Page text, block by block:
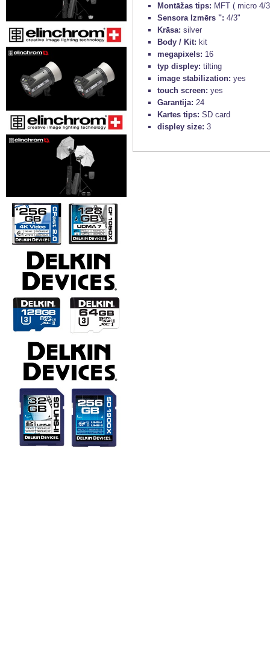
Montāžas tips: MFT ( micro 4/
Sensora Izmērs ": 4/3"
Krāsa: silver
Body / Kit: kit
megapixels: 16
typ displey: tilting
image stabilization: yes
touch screen: yes
Garantija: 24
Kartes tips: SD card
displey size: 3